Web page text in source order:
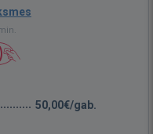
50,00€/gab.